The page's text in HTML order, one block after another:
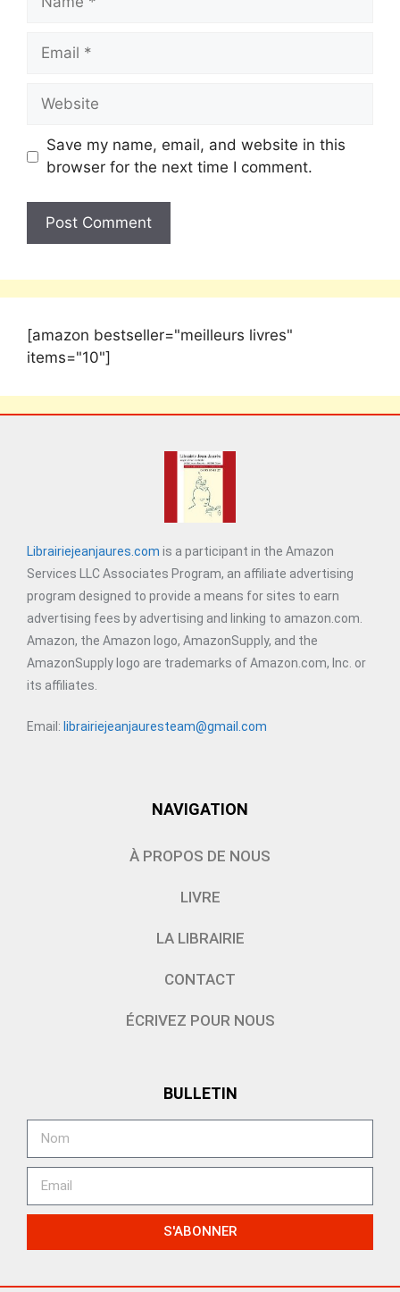
Save my name, email, and website in this
browser for the next time I comment.
[amazon bestseller="meilleurs livres"
items="10"]
Librairiejeanjaures.com is a participant in the Amazon
Services LLC Associates Program, an affiliate advertising
program designed to provide a means for sites to earn
advertising fees by advertising and linking to amazon.com.
Amazon, the Amazon logo, AmazonSupply, and the
AmazonSupply logo are trademarks of Amazon.com, Inc. or
its affiliates.
Email: librairiejeanjauresteam@gmail.com
NAVIGATION
À PROPOS DE NOUS
LIVRE
LA LIBRAIRIE
CONTACT
ÉCRIVEZ POUR NOUS
BULLETIN
S'ABONNER